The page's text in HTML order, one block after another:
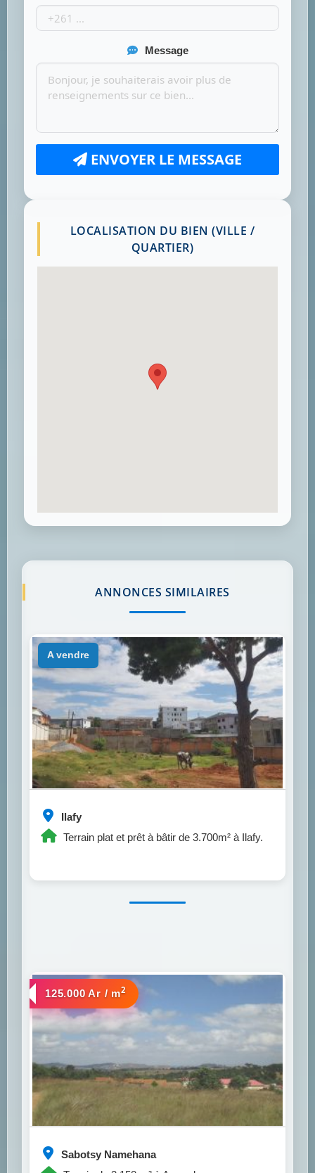
Message
ENVOYER LE MESSAGE
LOCALISATION DU BIEN (VILLE /
QUARTIER)
ANNONCES SIMILAIRES
Ilafy
Terrain plat et prêt à bâtir de 3.700m² à Ilafy.
a vendre
Sabotsy Namehana
a vendre
125.000 Ar / m2